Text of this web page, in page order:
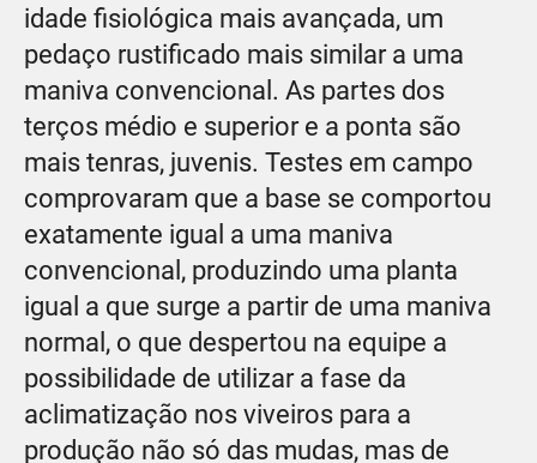
idade fisiológica mais avançada, um
pedaço rustificado mais similar a uma
maniva convencional. As partes dos
terços médio e superior e a ponta são
mais tenras, juvenis. Testes em campo
comprovaram que a base se comportou
exatamente igual a uma maniva
convencional, produzindo uma planta
igual a que surge a partir de uma maniva
normal, o que despertou na equipe a
possibilidade de utilizar a fase da
aclimatização nos viveiros para a
produção não só das mudas, mas de